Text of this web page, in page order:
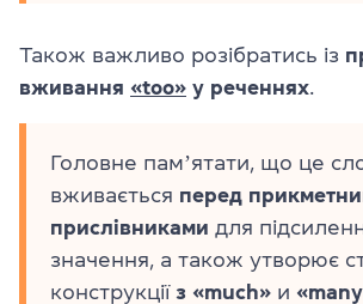
Також важливо розібратись із
вживання «too» у реченнях
Головне памʼятати, що це
вживається перед
прислівниками для
значення, а також утворює
конструкції з «much» и